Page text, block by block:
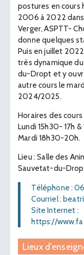
postures en cours
2006 à 2022
Verger, ASPTT-
donne quelques
Puis en juillet
très dynamique du
du-Dropt et y
autre cours le
2024/2025.
Horaires des cours
Lundi 15h30- 17h
Mardi 18h30-20h.
Lieu : Salle des
Sauvetat-du-
Téléphone :
Courriel :
Site Internet :
https://
Lieux